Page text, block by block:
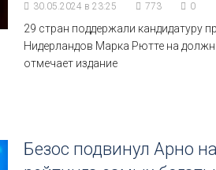
30.05.2024 в 23:25 773 0
29 стран поддержали кандидатуру
Нидерландов Марка Рютте на
отмечает издание
Безос подвинул Арно